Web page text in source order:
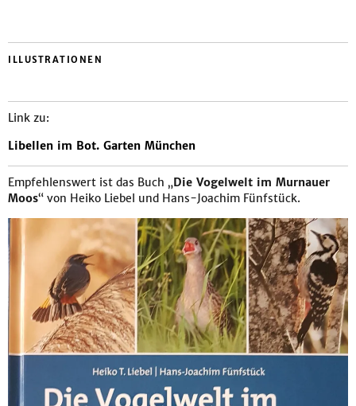
ILLUSTRATIONEN
Link zu:
Libellen im Bot. Garten München
Empfehlenswert ist das Buch „Die Vogelwelt im Murnauer
Moos“ von Heiko Liebel und Hans-Joachim Fünfstück.